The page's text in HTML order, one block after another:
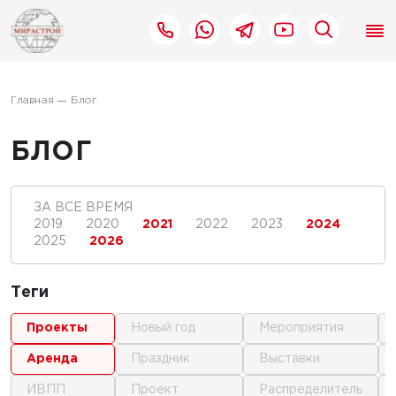
Главная Блог
БЛОГ
ЗА ВСЕ ВРЕМЯ
2019
2020 2021 2022 2023
2024
2025
2026
Теги
проекты
аренда
ИВПП
новый год
праздник
проект
мероприятия
выставки
распределитель